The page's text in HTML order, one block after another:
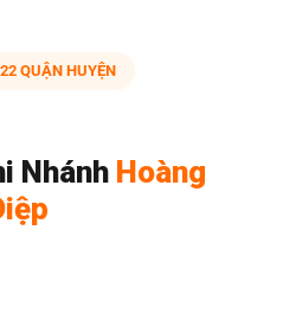
QUẬN HUYỆN
Nhánh Hoàng